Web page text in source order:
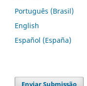
Português (Brasil)
English
Español (España)
Enviar Submissão